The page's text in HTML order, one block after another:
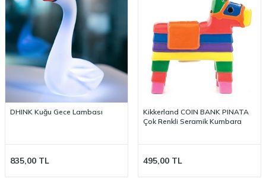
DHINK Kuğu Gece Lambası
835,00 TL
Kikkerland COIN BANK PINATA
Çok Renkli Seramik Kumbara
495,00 TL